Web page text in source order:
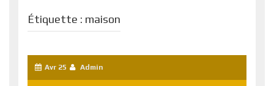
Étiquette : maison
Avr 25 Admin